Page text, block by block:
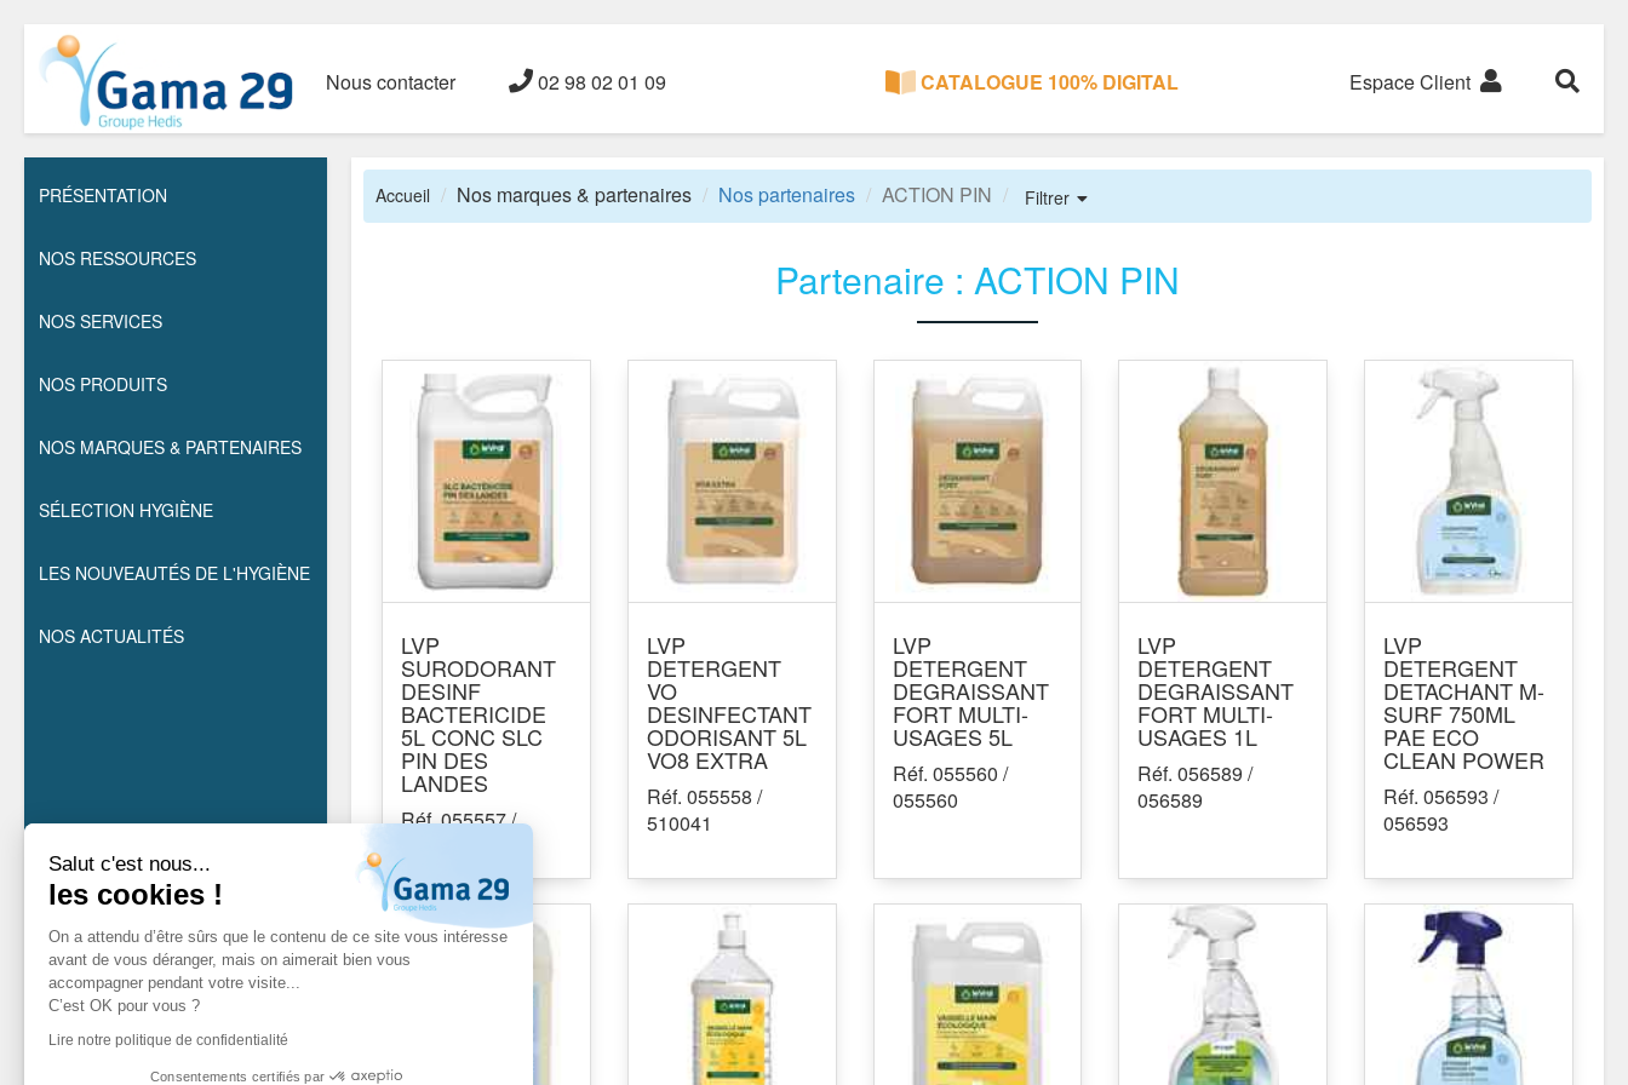
Salut c'est nous...
les cookies !
On a attendu d’être sûrs que le contenu de ce site vous intéresse
avant de vous déranger, mais on aimerait bien vous
accompagner pendant votre visite...
C’est OK pour vous ?
Lire notre politique de confidentialité
Consentements certifiés par
Nous contacter 02 98 02 01 09 CATALOGUE 100% DIGITAL Espace Client
PRÉSENTATION
NOS RESSOURCES
NOS SERVICES
NOS PRODUITS
NOS MARQUES & PARTENAIRES
SÉLECTION HYGIÈNE
LES NOUVEAUTÉS DE L'HYGIÈNE
NOS ACTUALITÉS
Accueil Nos marques & partenaires Nos partenaires ACTION PIN Filtrer
Partenaire : ACTION PIN
LVP
SURODORANT
DESINF
BACTERICIDE
5L CONC SLC
PIN DES
LANDES
Réf. 055557 /
LVP
DETERGENT
VO
DESINFECTANT
ODORISANT 5L
VO8 EXTRA
Réf. 055558 /
510041
LVP
DETERGENT
DEGRAISSANT
FORT MULTI-
USAGES 5L
Réf. 055560 /
055560
LVP
DETERGENT
DEGRAISSANT
FORT MULTI-
USAGES 1L
Réf. 056589 /
056589
LVP
DETERGENT
DETACHANT M-
SURF 750ML
PAE ECO
CLEAN POWER
Réf. 056593 /
056593